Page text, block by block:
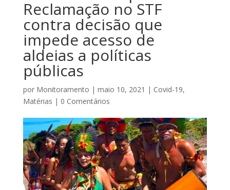
Reclamação no STF
contra decisão que
impede acesso de
aldeias a políticas
públicas
por Monitoramento | maio 10, 2021 | Covid-19,
Matérias | 0 Comentários